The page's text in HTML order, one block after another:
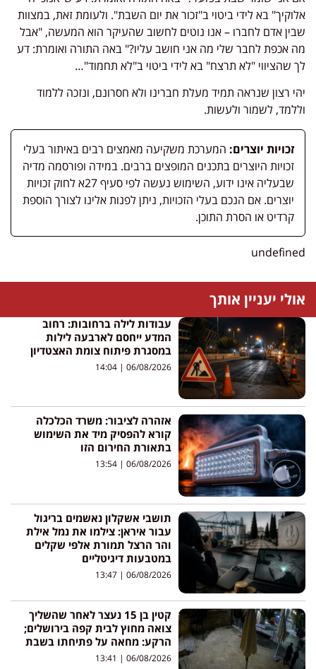
אלוקיך" בא לידי ביטוי ב"זכור את יום השבת". ולעומת זאת, במצוות
שבין אדם לחברו – אנו נוטים לחשוב שהעיקר הוא המעשה, "אבל
מה אכפת לחבר שלי מה אני חושב עליו?" באה התורה ואומרת: דע
לך שהציווי "לא תרצח" בא לידי ביטוי ב"לא תחמוד"…
יהי רצון שנראה תמיד מעלת חברינו ולא חסרונם, ונזכה ללמוד
וללמד, לשמור ולעשות.
זכויות יוצרים: המערכת משקיעה מאמצים רבים באיתור בעלי
זכויות היוצרים בתכנים המופצים ברבים. במידה ופורסמה מדיה
שבעליה אינו ידוע, השימוש נעשה לפי סעיף 27א לחוק זכויות
יוצרים. אם הנכם בעלי הזכויות, ניתן לפנות אלינו לצורך הוספת
קרדיט או הסרת התוכן.
undefined
אולי יעניין אותך
עבודות לילה ברחובות: רחוב
המדע ייחסם לארבעה לילות
במסגרת פיתוח צומת האצטדיון
06/08/2026
אזהרה לציבור: משרד הכלכלה
קורא להפסיק מיד את השימוש
בתאורת החירום הזו
06/08/2026
תושבי אשקלון נאשמים בריגול
עבור איראן: צילמו את נמל אילת
והר הרצל תמורת אלפי שקלים
במטבעות דיגיטליים
06/08/2026
קטין בן 15 נעצר לאחר שהשליך
צואה מחוץ לבית קפה בירושלים;
הרקע: מחאה על פתיחתו בשבת
06/08/2026